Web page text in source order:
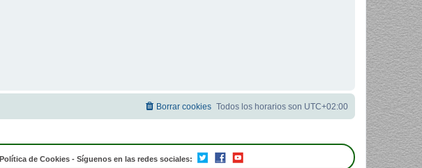
Todos los horarios son UTC+02:00
Borrar cookies
Política de Cookies - Síguenos en las redes sociales: